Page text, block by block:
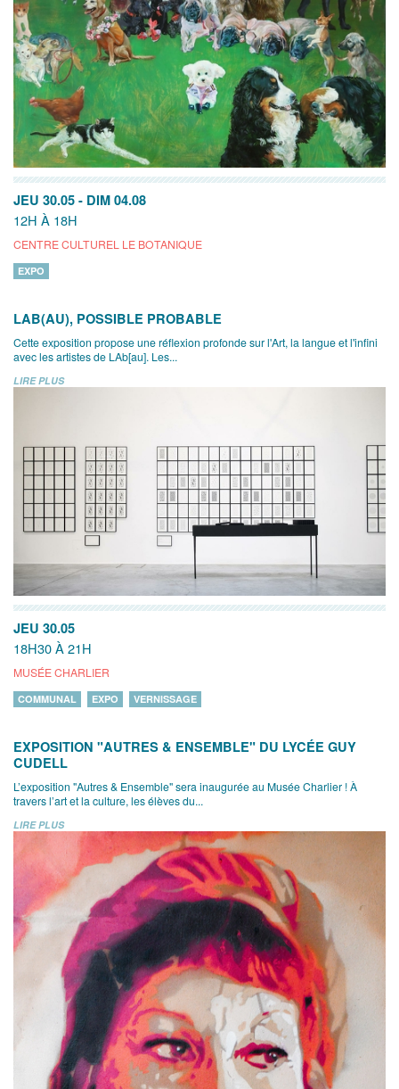
JEU 30.05 - DIM 04.08
12H À 18H
CENTRE CULTUREL LE BOTANIQUE
EXPO
LAB(AU), POSSIBLE PROBABLE
Cette exposition propose une réflexion profonde sur l'Art, la langue et l'infini
avec les artistes de LAb[au]. Les...
LIRE PLUS
JEU 30.05
18H30 À 21H
MUSÉE CHARLIER
COMMUNAL EXPO VERNISSAGE
EXPOSITION "AUTRES & ENSEMBLE" DU LYCÉE GUY
CUDELL
L’exposition "Autres & Ensemble" sera inaugurée au Musée Charlier ! À
travers l’art et la culture, les élèves du...
LIRE PLUS